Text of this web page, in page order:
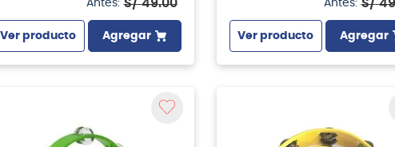
Antes: S/ 49.00
Ver producto Agregar
Antes: S/ 49
Ver producto Agregar